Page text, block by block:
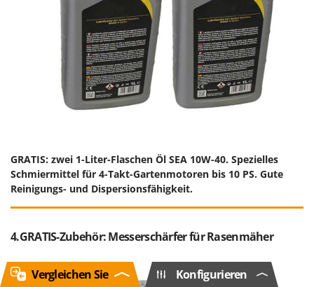
GRATIS: zwei 1-Liter-Flaschen Öl SEA 10W-40. Spezielles
Schmiermittel für 4-Takt-Gartenmotoren bis 10 PS. Gute
Reinigungs- und Dispersionsfähigkeit.
4.GRATIS-Zubehör: Messerschärfer für Rasenmäher
Konfigurieren
Vergleichen Sie